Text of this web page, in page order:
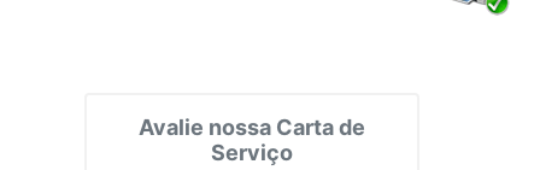
Avalie nossa Carta de
Serviço